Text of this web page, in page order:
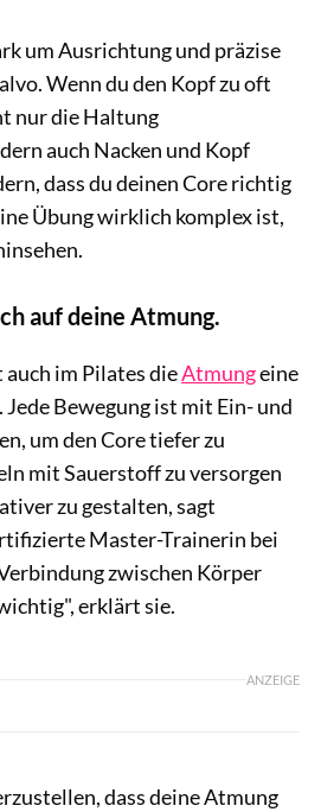
um Ausrichtung und präzise
Wenn du den Kopf zu oft
nur die Haltung
auch Nacken und Kopf
dass du deinen Core richtig
Übung wirklich komplex ist,
auf deine Atmung.
im Pilates dieAtmungeine
Bewegung ist mit Ein- und
um den Core tiefer zu
mit Sauerstoff zu versorgen
zu gestalten, sagt
Master-Trainerin bei
zwischen Körper
erklärt sie.
ANZEIGE
dass deine Atmung